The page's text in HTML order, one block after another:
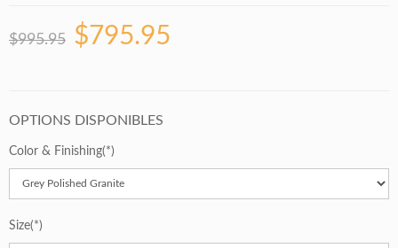
$995.95 $795.95
OPTIONS DISPONIBLES
Color & Finishing
Size